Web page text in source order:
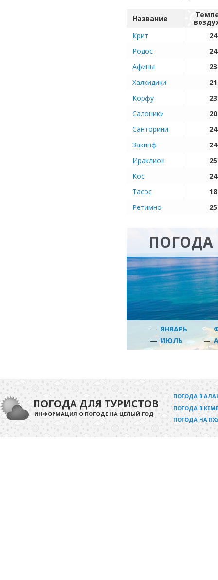
Название
Крит
Родос
Афины
Халкидики
Корфу
Салоники
Санторини
Закинф
Ираклион
Кос
Тасос
Ретимно
ПОГОДА
— ЯНВАРЬ —
— ИЮЛЬ —
ПОГОДА ДЛЯ ТУРИСТОВ
ИНФОРМАЦИЯ О ПОГОДЕ НА ЦЕЛЫЙ ГОД
ПОГОДА В
ПОГОДА В
ПОГОДА НА